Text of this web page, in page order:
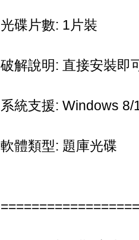
光碟片數: 1片裝
破解說明: 直接安裝即
系統支援: Windows 8/
軟體類型: 題庫光碟